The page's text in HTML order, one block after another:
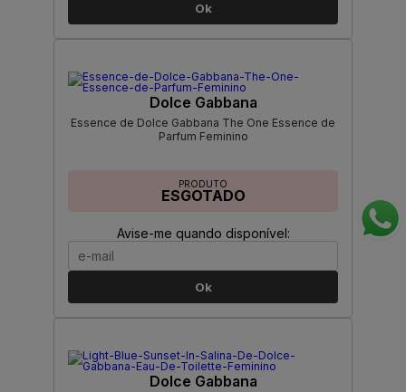
Ok
Dolce Gabbana
Essence de Dolce Gabbana The One Essence de
Parfum Feminino
PRODUTO
ESGOTADO
Avise-me quando disponível:
Ok
Dolce Gabbana